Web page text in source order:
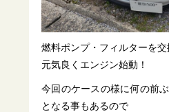
燃料ポンプ・フィルターを交
元気良くエンジン始動！
今回のケースの様に何の前
となる事もあるので